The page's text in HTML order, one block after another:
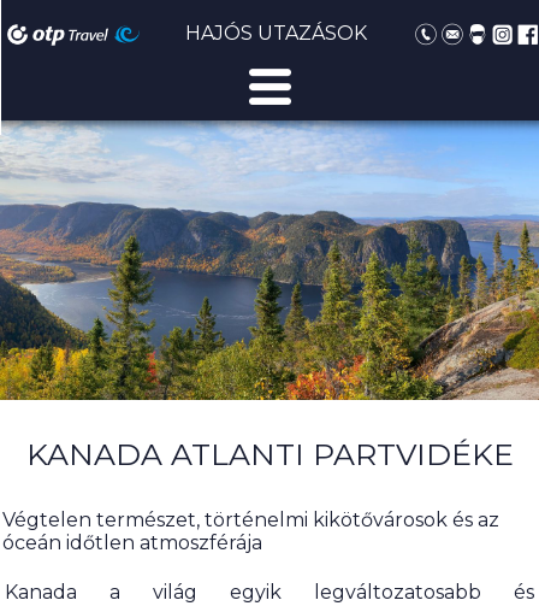
HAJÓS UTAZÁSOK
KANADA ATLANTI PARTVIDÉKE
Végtelen természet, történelmi kikötővárosok és az
óceán időtlen atmoszférája
Kanada a világ egyik legváltozatosabb és